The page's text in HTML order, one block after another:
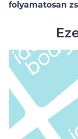
folyamatosan